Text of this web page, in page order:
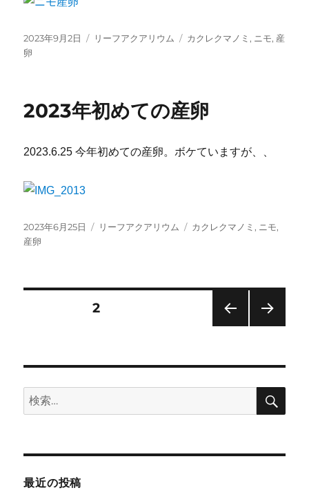
投
稿
2023年9月2日
カ
リーフアクアリウム
タ
カクレクマノミ , ニモ, 産
卵
2023年初めての産卵
2023.6.25 今年初めての産卵。ボケていますが、、
投
稿
2023年6月25日
カ
リーフアクアリウム
タ
カクレクマノミ , ニモ,
産卵
の
ペ
ジ
固定ページ2
検
索:
検
最近の投稿